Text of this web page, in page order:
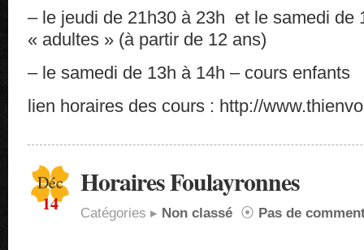
– le jeudi de 21h30 à 23h et le samedi de
« adultes » (à partir de 12 ans)
– le samedi de 13h à 14h – cours enfants
lien horaires des cours : http://
Déc
14
Horaires Foulayronnes
Catégories ▸ Non classé ⦿ Pas de